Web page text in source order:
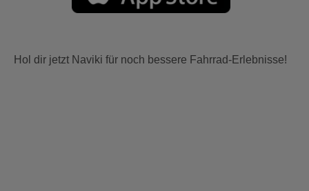
Hol dir jetzt Naviki für noch bessere Fahrrad-Erlebnisse!